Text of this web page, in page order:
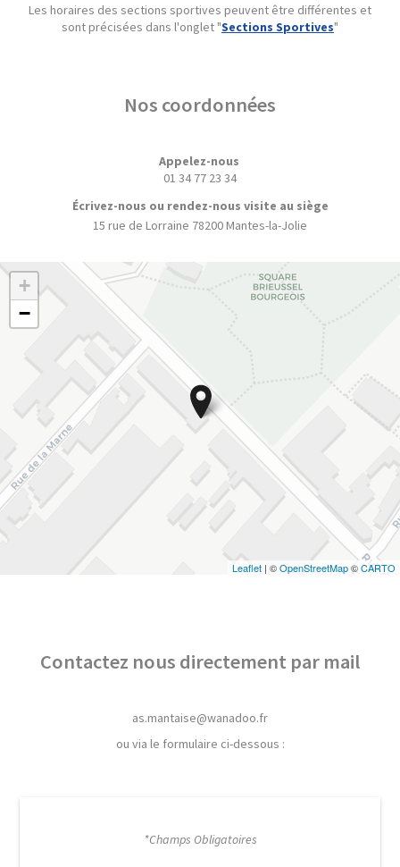
Les horaires des sections sportives peuvent être différentes et
sont précisées dans l'onglet "Sections Sportives"
Nos coordonnées
Appelez-nous
01 34 77 23 34
Écrivez-nous ou rendez-nous visite au siège
15 rue de Lorraine 78200 Mantes-la-Jolie
Contactez nous directement par mail
as.mantaise@wanadoo.fr
ou via le formulaire ci-dessous :
*Champs Obligatoires